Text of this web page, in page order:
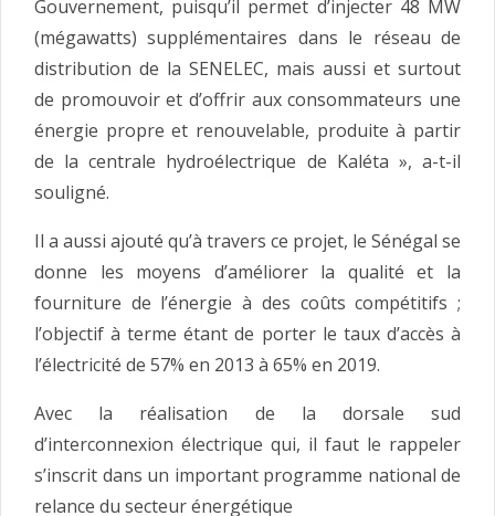
Gouvernement, puisqu’il permet d’injecter 48 MW
(mégawatts) supplémentaires dans le réseau de
distribution de la SENELEC, mais aussi et surtout
de promouvoir et d’offrir aux consommateurs une
énergie propre et renouvelable, produite à partir
de la centrale hydroélectrique de Kaléta », a-t-il
souligné.
Il a aussi ajouté qu’à travers ce projet, le Sénégal se
donne les moyens d’améliorer la qualité et la
fourniture de l’énergie à des coûts compétitifs ;
l’objectif à terme étant de porter le taux d’accès à
l’électricité de 57% en 2013 à 65% en 2019.
Avec la réalisation de la dorsale sud
d’interconnexion électrique qui, il faut le rappeler
s’inscrit dans un important programme national de
relance du secteur énergétique